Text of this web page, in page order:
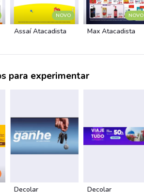
NOVO
Assaí Atacadista
NOVO
Max Atacadista
para experimentar
Decolar Decolar